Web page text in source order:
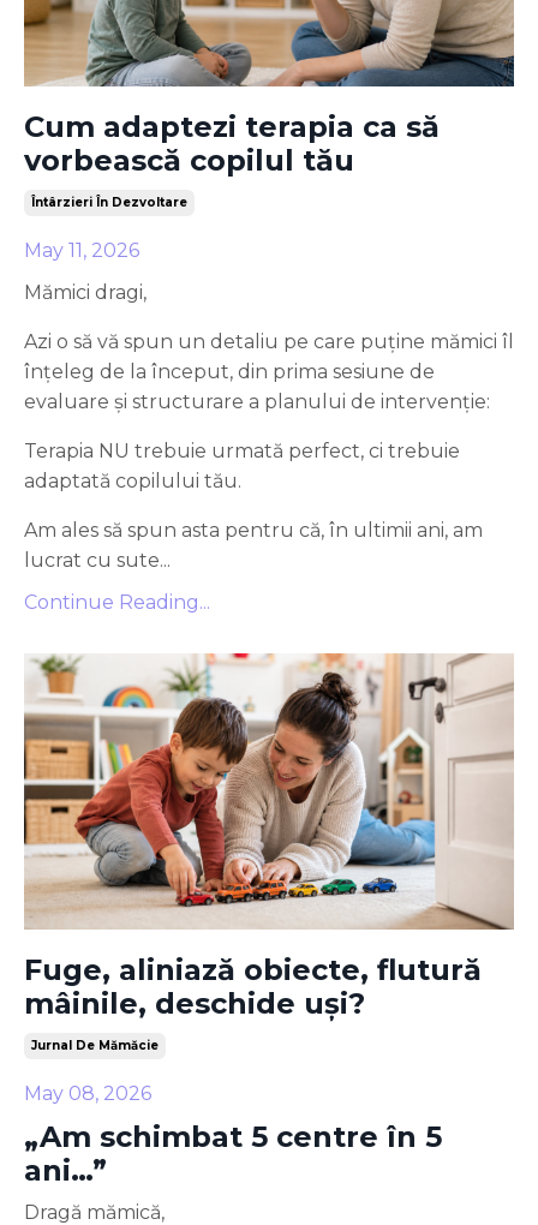
Cum adaptezi terapia ca să
vorbească copilul tău
Întârzieri În Dezvoltare
May 11, 2026
Mămici dragi,
Azi o să vă spun un detaliu pe care puține mămici îl
înțeleg de la început, din prima sesiune de
evaluare și structurare a planului de intervenție:
Terapia NU trebuie urmată perfect, ci trebuie
adaptată copilului tău.
Am ales să spun asta pentru că, în ultimii ani, am
lucrat cu sute...
Continue Reading...
Fuge, aliniază obiecte, flutură
mâinile, deschide uși?
Jurnal De Mămăcie
May 08, 2026
„Am schimbat 5 centre în 5
ani…”
Dragă mămică,